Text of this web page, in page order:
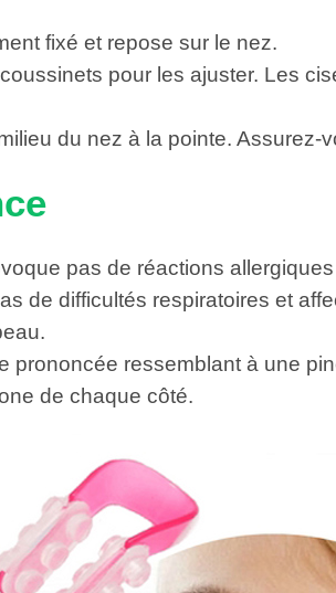
fixé et repose sur le nez.
pour les ajuster. Les
du nez à la pointe. Assurez-
pas de réactions
de difficultés respiratoires et
prononcée ressemblant à une
de chaque côté.